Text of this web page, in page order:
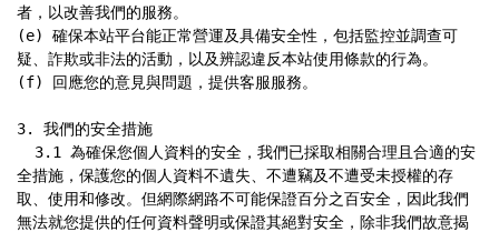
者，以改善我們的服務。
(e) 確保本站平台能正常營運及具備安全性，包括監控並調查可
疑、詐欺或非法的活動，以及辨認違反本站使用條款的行為。
(f) 回應您的意見與問題，提供客服服務。
3. 我們的安全措施
全措施，保護您的個人資料不遺失、不遭竊及不遭受未授權的存
取、使用和修改。但網際網路不可能保證百分之百安全，因此我們
無法就您提供的任何資料聲明或保證其絕對安全，除非我們故意揭